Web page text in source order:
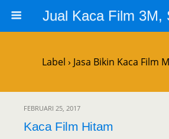
Label › Jasa Bikin Kaca Film
FEBRUARI 25, 2017
Kaca Film Hitam